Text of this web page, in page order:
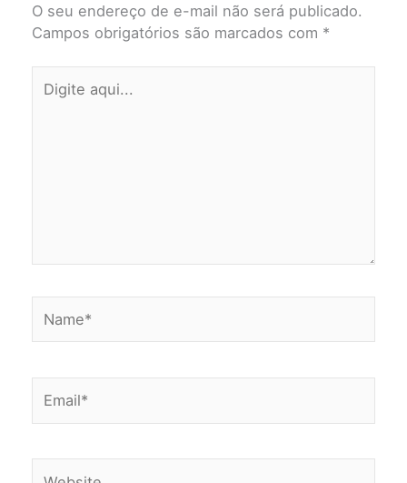
O seu endereço de e-mail não será publicado.
Campos obrigatórios são marcados com *
aqui...